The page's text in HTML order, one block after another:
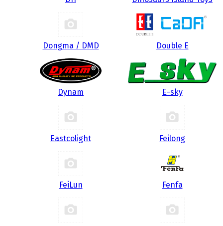
Dongma / DMD Double E
Dynam E-sky
Eastcolight Feilong
FeiLun Fenfa